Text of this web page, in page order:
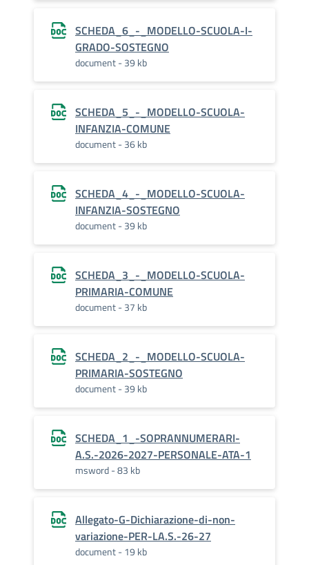
SCHEDA_6_-_MODELLO-SCUOLA-I-
GRADO-SOSTEGNO
document - 39 kb
SCHEDA_5_-_MODELLO-SCUOLA-
INFANZIA-COMUNE
document - 36 kb
SCHEDA_4_-_MODELLO-SCUOLA-
INFANZIA-SOSTEGNO
document - 39 kb
SCHEDA_3_-_MODELLO-SCUOLA-
PRIMARIA-COMUNE
document - 37 kb
SCHEDA_2_-_MODELLO-SCUOLA-
PRIMARIA-SOSTEGNO
document - 39 kb
SCHEDA_1_-SOPRANNUMERARI-
A.S.-2026-2027-PERSONALE-ATA-1
msword - 83 kb
Allegato-G-Dichiarazione-di-non-
variazione-PER-LA.S.-26-27
document - 19 kb